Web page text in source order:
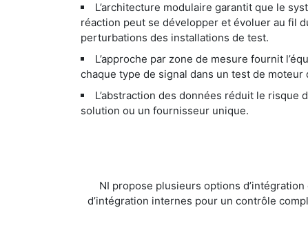
L’architecture modulaire garantit que le
réaction peut se développer et évoluer au fil
perturbations des installations de test.
L’approche par zone de mesure fournit
chaque type de signal dans un test de moteur
L’abstraction des données réduit le risque
solution ou un fournisseur unique.
NI propose plusieurs options
d’intégration internes pour un contrôle